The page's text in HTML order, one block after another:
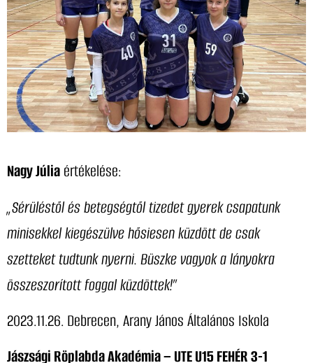
Nagy Júliaértékelése:
„Sérüléstől és betegségtől tizedet gyerek csapatunk
minisekkel kiegészülve hősiesen küzdött de csak
szetteket tudtunk nyerni. Büszke vagyok a lányokra
összeszorított foggal küzdöttek!”
2023.11.26. Debrecen, Arany János Általános Iskola
Jászsági Röplabda Akadémia – UTE U15 FEHÉR 3-1